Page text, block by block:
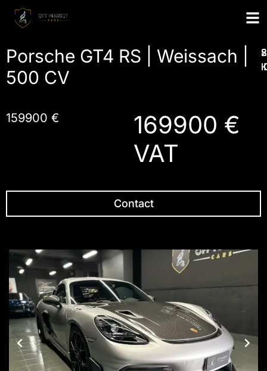
Porsche GT4 RS | Weissach |
500 CV
159900 €
169900 €
VAT
Contact